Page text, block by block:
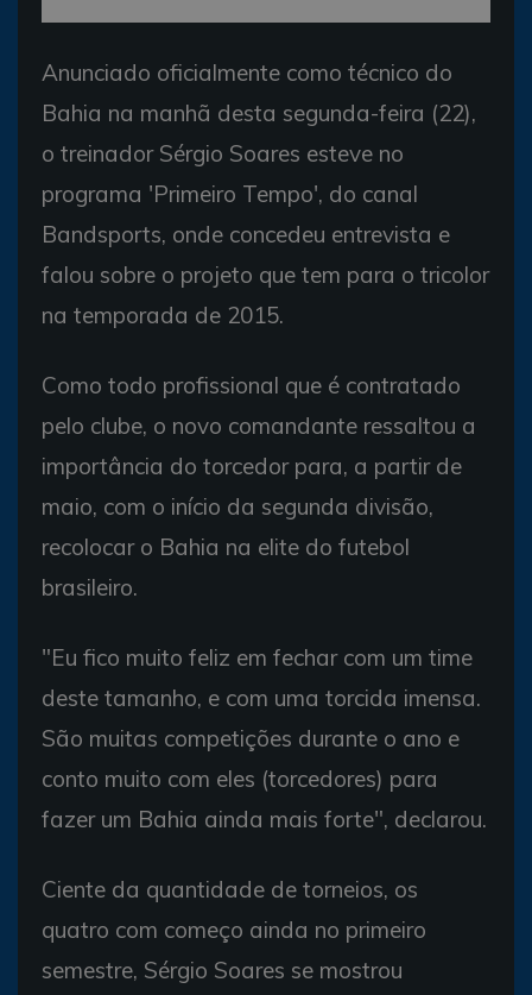
Anunciado oficialmente como técnico do
Bahia na manhã desta segunda-feira (22),
o treinador Sérgio Soares esteve no
programa 'Primeiro Tempo', do canal
Bandsports, onde concedeu entrevista e
falou sobre o projeto que tem para o tricolor
na temporada de 2015.
Como todo profissional que é contratado
pelo clube, o novo comandante ressaltou a
importância do torcedor para, a partir de
maio, com o início da segunda divisão,
recolocar o Bahia na elite do futebol
brasileiro.
"Eu fico muito feliz em fechar com um time
deste tamanho, e com uma torcida imensa.
São muitas competições durante o ano e
conto muito com eles (torcedores) para
fazer um Bahia ainda mais forte", declarou.
Ciente da quantidade de torneios, os
quatro com começo ainda no primeiro
semestre, Sérgio Soares se mostrou